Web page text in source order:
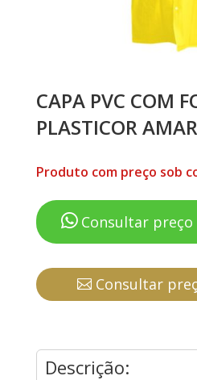
CAPA PVC COM
PLASTICOR
Produto com preço sob
Consultar preço
Consultar
Descrição: